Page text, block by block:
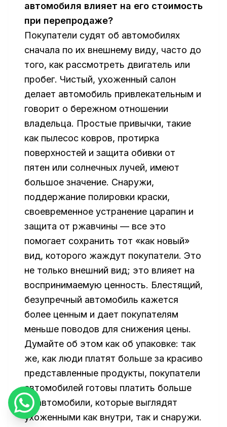
автомобиля влияет на его стоимость
при перепродаже?
Покупатели судят об автомобилях
сначала по их внешнему виду, часто до
того, как рассмотреть двигатель или
пробег. Чистый, ухоженный салон
делает автомобиль привлекательным и
говорит о бережном отношении
владельца. Простые привычки, такие
как пылесос ковров, протирка
поверхностей и защита обивки от
пятен или солнечных лучей, имеют
большое значение. Снаружи,
поддержание полировки краски,
своевременное устранение царапин и
защита от ржавчины — все это
помогает сохранить тот «как новый»
вид, которого жаждут покупатели. Это
не только внешний вид; это влияет на
воспринимаемую ценность. Блестящий,
безупречный автомобиль кажется
более ценным и дает покупателям
меньше поводов для снижения цены.
Думайте об этом как об упаковке: так
же, как люди платят больше за красиво
представленные продукты, покупатели
автомобилей готовы платить больше
за автомобили, которые выглядят
ухоженными как внутри, так и снаружи.